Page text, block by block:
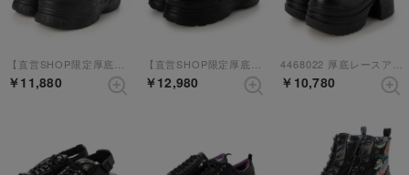
￥11,880 ￥12,980 ￥10,780